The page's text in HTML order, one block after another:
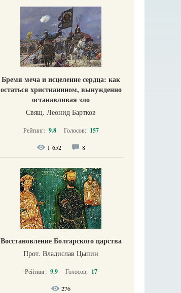
Бремя меча и исцеление сердца: как
остаться христианином, вынужденно
останавливая зло
Свящ. Леонид Бартков
Рейтинг: 9.8 Голосов: 157
1 652 8
Восстановление Болгарского царства
Прот. Владислав Цыпин
Рейтинг: 9.9 Голосов: 17
276